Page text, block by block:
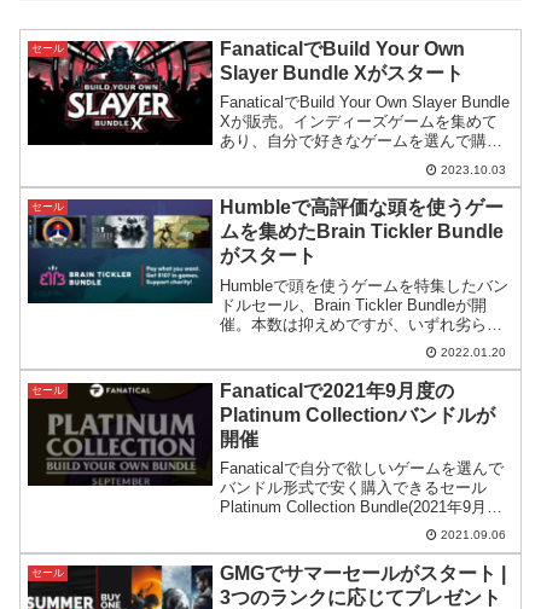
セール
FanaticalでBuild Your Own
Slayer Bundle Xがスタート
FanaticalでBuild Your Own Slayer Bundle
Xが販売。インディーズゲームを集めて
あり、自分で好きなゲームを選んで購入
するスタイルのバンドルです。今回はそ
こそこ有名なタイトルが入っています。
2023.10.03
セール
Humbleで高評価な頭を使うゲー
ムを集めたBrain Tickler Bundle
がスタート
Humbleで頭を使うゲームを特集したバン
ドルセール、Brain Tickler Bundleが開
催。本数は抑えめですが、いずれ劣らず
高評価なゲームが集めてあるお買い得バ
2022.01.20
セール
Fanaticalで2021年9月度の
Platinum Collectionバンドルが
開催
Fanaticalで自分で欲しいゲームを選んで
バンドル形式で安く購入できるセール
Platinum Collection Bundle(2021年9月度)
がスタート。今回は若干値段が下がって
2021.09.06
セール
GMGでサマーセールがスタート |
3つのランクに応じてプレゼント